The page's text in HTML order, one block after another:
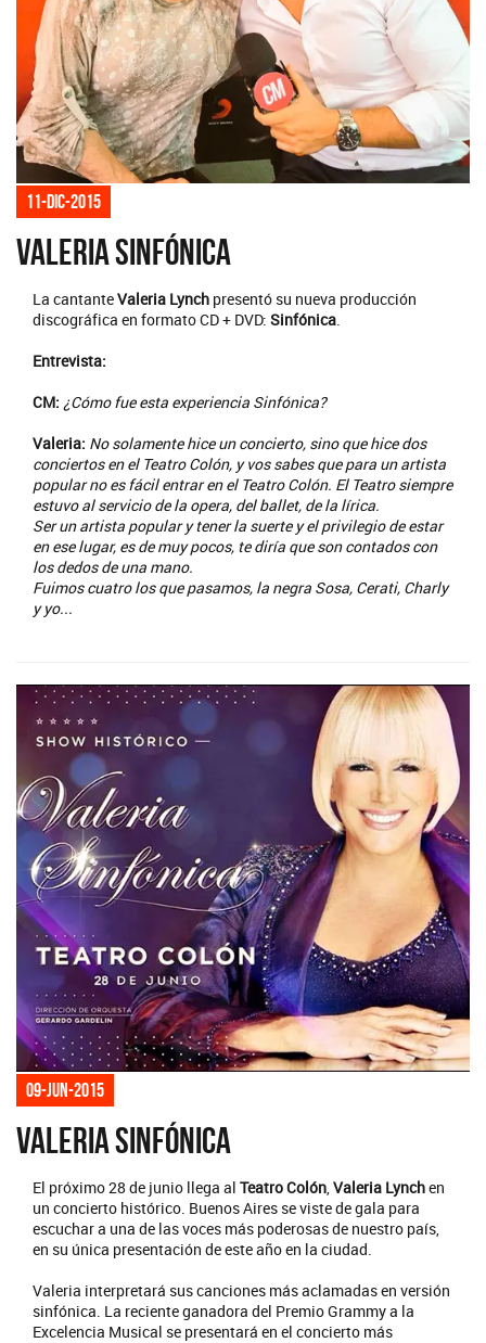
11-dic-2015
Valeria Sinfónica
La cantanteValeria Lynch presentó su nueva producción
discográfica en formato CD + DVD: Sinfónica
Entrevista:
CM: ¿Cómo fue esta experiencia Sinfónica?
Valeria: No solamente hice un concierto, sino que hice dos
conciertos en el Teatro Colón, y vos sabes que para un artista
popular no es fácil entrar en el Teatro Colón. El Teatro siempre
estuvo al servicio de la opera, del ballet, de la lírica.
Ser un artista popular y tener la suerte y el privilegio de estar
en ese lugar, es de muy pocos, te diría que son contados con
los dedos de una mano.
Fuimos cuatro los que pasamos, la negra Sosa, Cerati, Charly
y yo...
09-jun-2015
Valeria Sinfónica
El próximo 28 de junio llega al Teatro Colón,Valeria Lynchen
un concierto histórico. Buenos Aires se viste de gala para
escuchar a una de las voces más poderosas de nuestro país,
en su única presentación de este año en la ciudad.
Valeria interpretará sus canciones más aclamadas en versión
sinfónica. La reciente ganadora del Premio Grammy a la
Excelencia Musical se presentará en el concierto más